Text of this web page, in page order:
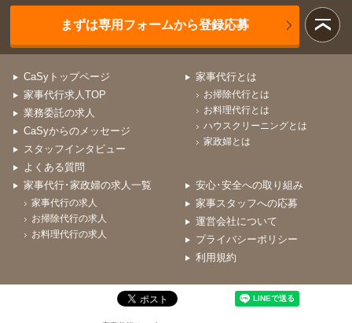
まずは専用フォームから登録応募
CaSyトップページ
家事代行求人TOP
業務委託の求人
CaSyからのメッセージ
スタッフインタビュー
よくある質問
家事代行とは
お掃除代行とは
お料理代行とは
ハウスクリーニングとは
家政婦とは
家事代行･家政婦の求人一覧
家事代行の求人
お掃除代行の求人
お料理代行の求人
安心･安全への取り組み
家事スタッフへの応募
運営会社について
プライバシーポリシー
利用規約